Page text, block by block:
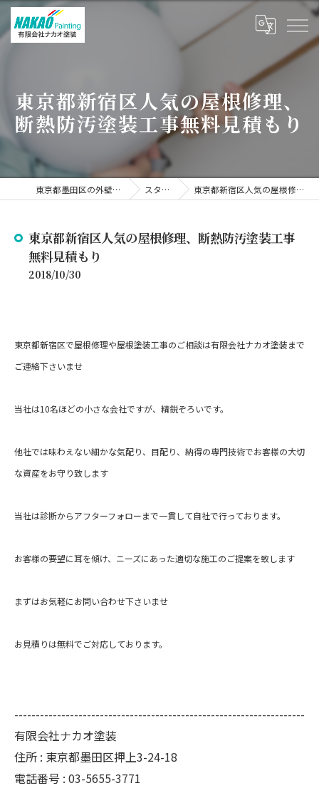
東京都新宿区人気の屋根修理、
断熱防汚塗装工事無料見積もり
東京都墨田区の外壁塗装なら有限会社ナカオ塗装 スタッフブログ 東京都新宿区人気の屋根修理、断熱防汚塗装工事無料見積もり
東京都新宿区人気の屋根修理、断熱防汚塗装工事
無料見積もり
2018/10/30
東京都新宿区で屋根修理や屋根塗装工事のご相談は有限会社ナカオ塗装まで
ご連絡下さいませ
当社は10名ほどの小さな会社ですが、精鋭ぞろいです。
他社では味わえない細かな気配り、目配り、納得の専門技術でお客様の大切
な資産をお守り致します
当社は診断からアフターフォローまで一貫して自社で行っております。
お客様の要望に耳を傾け、ニーズにあった適切な施工のご提案を致します
まずはお気軽にお問い合わせ下さいませ
お見積りは無料でご対応しております。
--------------------------------------------------------------------
有限会社ナカオ塗装
住所 : 東京都墨田区押上3-24-18
電話番号 : 03-5655-3771